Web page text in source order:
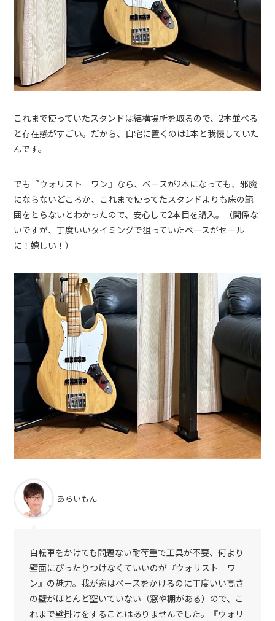
これまで使っていたスタンドは結構場所を取るので、2本並べる
と存在感がすごい。だから、自宅に置くのは1本と我慢していた
んです。
でも『ウォリスト‐ワン』なら、ベースが2本になっても、邪魔
に​​ならないどころか、これまで使ってたスタンドよりも床の範
囲をとらないとわかったので、安心して2本目を購入。（関係な
いですが、丁度いいタイミングで狙っていたベースがセール
に！嬉しい！）
あらいもん
自転車をかけても問題ない耐荷重で工具が不要、何より
壁面にぴったりつけなくていいのが『ウォリスト‐ワ
ン』の魅力。​​我が家はベースをかけるのに丁度いい高さ
の壁がほとんど​​空いていない（窓や棚がある）ので、こ
れまで壁掛けをすることはありませんでした。『ウォリ